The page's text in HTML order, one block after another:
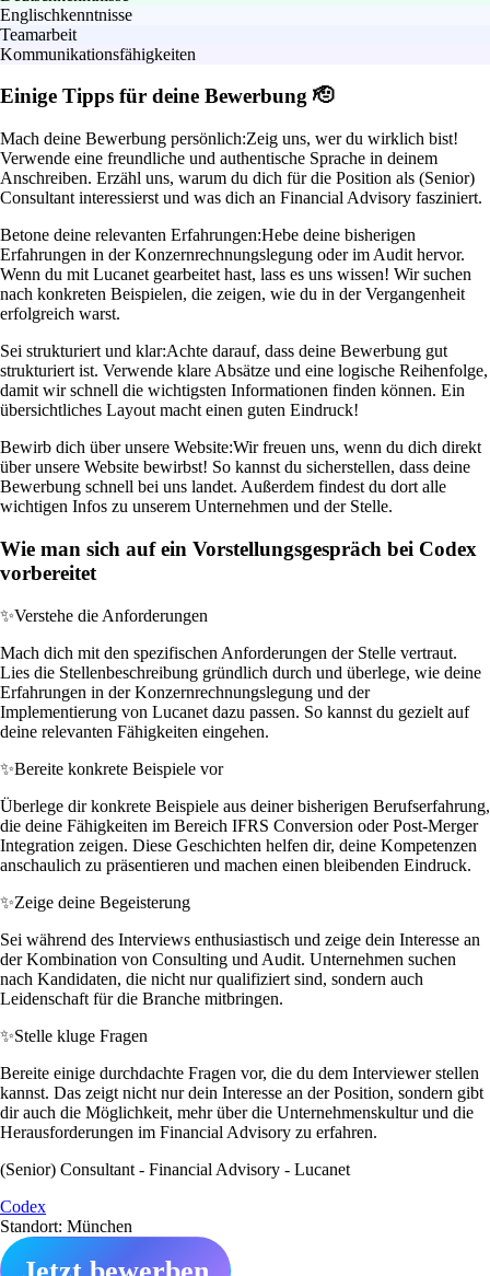
Englischkenntnisse
Teamarbeit
Kommunikationsfähigkeiten
Einige Tipps für deine Bewerbung 🫡
Mach deine Bewerbung persönlich:Zeig uns, wer du wirklich bist!
Verwende eine freundliche und authentische Sprache in deinem
Anschreiben. Erzähl uns, warum du dich für die Position als (Senior)
Consultant interessierst und was dich an Financial Advisory fasziniert.
Betone deine relevanten Erfahrungen:Hebe deine bisherigen
Erfahrungen in der Konzernrechnungslegung oder im Audit hervor.
Wenn du mit Lucanet gearbeitet hast, lass es uns wissen! Wir suchen
nach konkreten Beispielen, die zeigen, wie du in der Vergangenheit
erfolgreich warst.
Sei strukturiert und klar:Achte darauf, dass deine Bewerbung gut
strukturiert ist. Verwende klare Absätze und eine logische Reihenfolge,
damit wir schnell die wichtigsten Informationen finden können. Ein
übersichtliches Layout macht einen guten Eindruck!
Bewirb dich über unsere Website:Wir freuen uns, wenn du dich direkt
über unsere Website bewirbst! So kannst du sicherstellen, dass deine
Bewerbung schnell bei uns landet. Außerdem findest du dort alle
wichtigen Infos zu unserem Unternehmen und der Stelle.
Wie man sich auf ein Vorstellungsgespräch bei Codex
vorbereitet
✨Verstehe die Anforderungen
Mach dich mit den spezifischen Anforderungen der Stelle vertraut.
Lies die Stellenbeschreibung gründlich durch und überlege, wie deine
Erfahrungen in der Konzernrechnungslegung und der
Implementierung von Lucanet dazu passen. So kannst du gezielt auf
deine relevanten Fähigkeiten eingehen.
✨Bereite konkrete Beispiele vor
Überlege dir konkrete Beispiele aus deiner bisherigen Berufserfahrung,
die deine Fähigkeiten im Bereich IFRS Conversion oder Post-Merger
Integration zeigen. Diese Geschichten helfen dir, deine Kompetenzen
anschaulich zu präsentieren und machen einen bleibenden Eindruck.
✨Zeige deine Begeisterung
Sei während des Interviews enthusiastisch und zeige dein Interesse an
der Kombination von Consulting und Audit. Unternehmen suchen
nach Kandidaten, die nicht nur qualifiziert sind, sondern auch
Leidenschaft für die Branche mitbringen.
✨Stelle kluge Fragen
Bereite einige durchdachte Fragen vor, die du dem Interviewer stellen
kannst. Das zeigt nicht nur dein Interesse an der Position, sondern gibt
dir auch die Möglichkeit, mehr über die Unternehmenskultur und die
Herausforderungen im Financial Advisory zu erfahren.
(Senior) Consultant - Financial Advisory - Lucanet
Codex
Standort: München